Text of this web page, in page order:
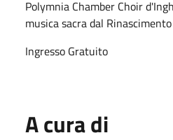
Polymnia Chamber Choir
musica sacra dal
Ingresso Gratuito
A cura di